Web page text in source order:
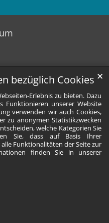
bezüglich Cookies
Erlebnis zu bieten. Dazu
Funktionieren unserer Website
verwenden wir auch Cookies,
zu anonymen Statistikzwecken
welche Kategorien Sie
Sie, dass auf Basis Ihrer
Funktionalitäten der Seite zur
finden Sie in unserer
✕